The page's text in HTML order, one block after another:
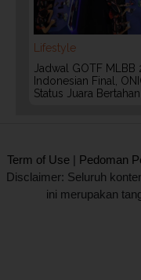
Lifestyle
Jadwal GOTF MLBB
Indonesian Final,
Status Juara Bertahan
Term of Use | Pedoman
Disclaimer: Seluruh
ini merupakan